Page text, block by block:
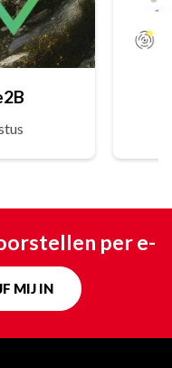
per e-
MIJ IN